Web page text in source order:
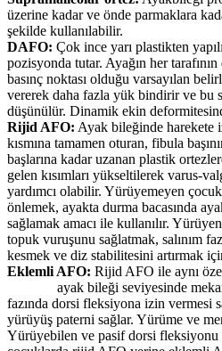
üzerine kadar ve önde parmaklara
şekilde kullanılabilir.
DAFO: Çok ince yarı plastikten
pozisyonda tutar. Ayağın her
basınç noktası olduğu varsayılan
vererek daha fazla yük bindirir ve bu
düşünülür. Dinamik ekin
Rijid AFO: Ayak bileğinde harekete
kısmına tamamen oturan, fibula
başlarına kadar uzanan plastik
gelen kısımları yükseltilerek varus-
yardımcı olabilir. Yürüyemeyen
önlemek, ayakta durma bacasında
sağlamak amacı ile kullanılır.
topuk vuruşunu sağlatmak, salınım
kesmek ve diz stabilitesini artırmak
Eklemli AFO: Rijid AFO ile aynı
ayak bileği seviyesinde
fazında dorsi fleksiyona izin vermesi
yürüyüş paterni sağlar. Yürüme ve
Yürüyebilen ve pasif dorsi fleksiyonu